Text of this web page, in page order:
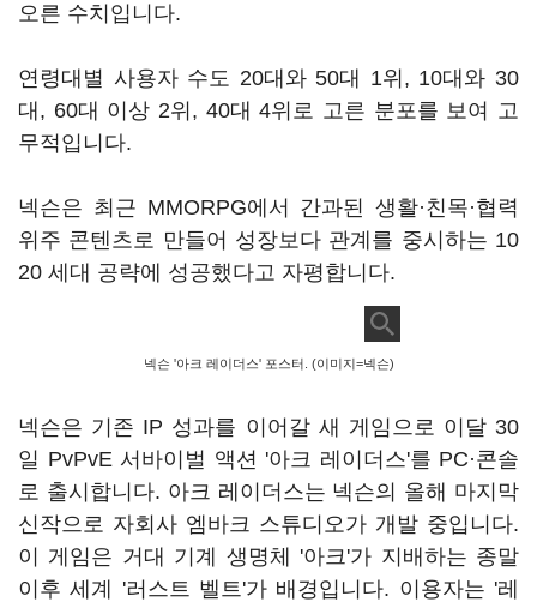
오른 수치입니다.
연령대별 사용자 수도 20대와 50대 1위, 10대와 30
대, 60대 이상 2위, 40대 4위로 고른 분포를 보여 고
무적입니다.
넥슨은 최근 MMORPG에서 간과된 생활·친목·협력
위주 콘텐츠로 만들어 성장보다 관계를 중시하는 10
20 세대 공략에 성공했다고 자평합니다.
넥슨 '아크 레이더스' 포스터. (이미지=넥슨)
넥슨은 기존 IP 성과를 이어갈 새 게임으로 이달 30
일 PvPvE 서바이벌 액션 '아크 레이더스'를 PC·콘솔
로 출시합니다. 아크 레이더스는 넥슨의 올해 마지막
신작으로 자회사 엠바크 스튜디오가 개발 중입니다.
이 게임은 거대 기계 생명체 '아크'가 지배하는 종말
이후 세계 '러스트 벨트'가 배경입니다. 이용자는 '레